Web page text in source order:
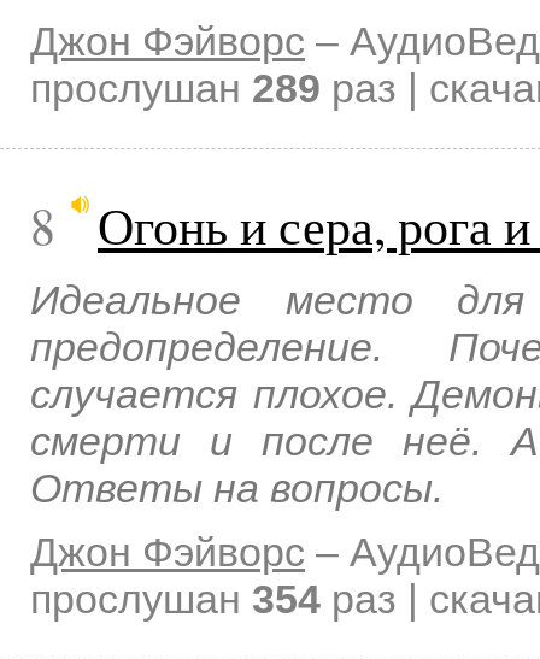
Джон Фэйворс –
прослушан 289 раз |
8 Огонь и сера, рога
Идеальное место
предопределение.
случается плохое.
смерти и после неё.
Ответы на вопросы.
Джон Фэйворс –
прослушан 354 раз |